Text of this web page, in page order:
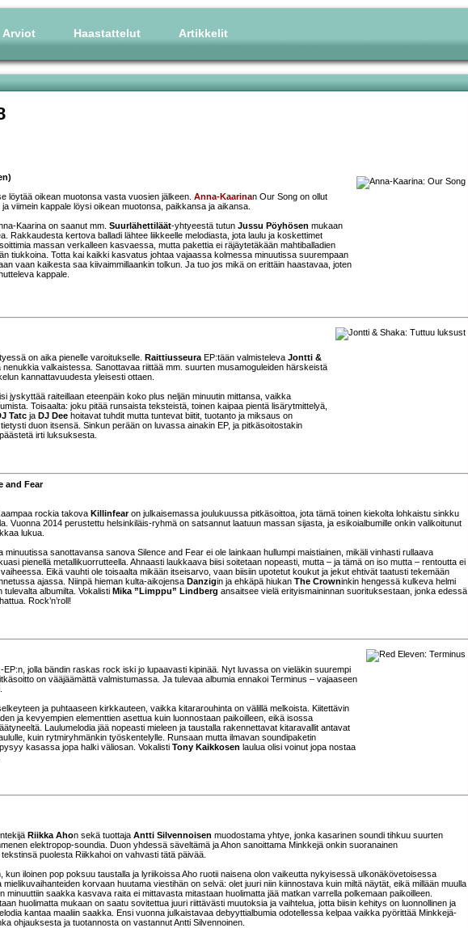
Arviot Haastattelut Artikkelit
löytää oikean muotonsa vasta vuosien jälkeen. Anna-Kaarinan Our Song on ollut
viimein kappale löysi oikean muotonsa, paikkansa ja aikansa.
Kaarina on saanut mm. Suurlähettiläät-yhtyeestä tutun Jussu Pöyhösen mukaan
Rakkaudesta kertova balladi lähtee liikkeelle melodiasta, jota laulu ja koskettimet
massan verkalleen kasvaessa, mutta pakettia ei räjäytetäkään mahtiballadien
tiukkoina. Totta kai kaikki kasvatus johtaa vajaassa kolmessa minuutissa suurempaan
vaan kaikesta saa kiivaimmillaankin tolkun. Ja tuo jos mikä on erittäin haastavaa, joten
kappale.
on aika pienelle varoitukselle. Raittiusseura EP:tään valmisteleva Jontti &
valkaistessa. Sanottavaa riittää mm. suurten musamoguleiden härskeistä
kannattavuudesta yleisesti ottaen.
jyskyttää raiteillaan eteenpäin koko plus neljän minuutin mittansa, vaikka
Toisaalta: joku pitää runsaista teksteistä, toinen kaipaa pientä lisärytmittelyä,
Tatc ja DJ Dee hoitavat tuhdit mutta tuntevat biitit, tuotanto ja miksaus on
duon itsensä. Sinkun perään on luvassa ainakin EP, ja pitkäsoitostakin
irti luksuksesta.
and Fear
rockia takova Killinfearon julkaisemassa joulukuussa pitkäsoittoa, jota tämä toinen kiekolta lohkaistu sinkku
Vuonna 2014 perustettu helsinkiläis-ryhmä on satsannut laatuun massan sijasta, ja esikoialbumille onkin valikoitunut
lukua.
minuutissa sanottavansa sanova Silence and Fear ei ole lainkaan hullumpi maistiainen, mikäli vinhasti rullaava
pienellä metallikuorrutteella. Ahnaasti laukkaava biisi soitetaan nopeasti, mutta – ja tämä on iso mutta – rentoutta ei
Eikä vauhti ole toisaalta mikään itseisarvo, vaan biisiin upotetut koukut ja jekut ehtivät taatusti tekemään
ajassa. Niinpä hieman kulta-aikojensa Danzigin ja ehkäpä hiukan The Crowninkin hengessä kulkeva helmi
tulevalta albumilta. Vokalisti Mika ”Limppu” Lindberg ansaitsee vielä erityismaininnan suorituksestaan, jonka edessä
Rock’n’roll!
-EP:n, jolla bändin raskas rock iski jo lupaavasti kipinää. Nyt luvassa on vieläkin suurempi
on vääjäämättä valmistumassa. Ja tulevaa albumia ennakoi Terminus – vajaaseen
ja puhtaaseen kirkkauteen, vaikka kitararouhinta on välillä melkoista. Kiitettävin
ja kevyempien elementtien asettua kuin luonnostaan paikoilleen, eikä isossa
Laulumelodia jää nopeasti mieleen ja taustalla rakennettavat kitaravallit antavat
kuin rytmiryhmänkin työskentelylle. Runsaan mutta ilmavan soundipaketin
kasassa jopa halki väliosan. Vokalisti Tony Kaikkosen laulua olisi voinut jopa nostaa
Riikka Ahon sekä tuottaja Antti Silvennoisen muodostama yhtye, jonka kasarinen soundi tihkuu suurten
elektropop-soundia. Duon yhdessä säveltämä ja Ahon sanoittama Minkkejä onkin suoranainen
puolesta Riikkahoi on vahvasti tätä päivää.
kun iloinen pop poksuu taustalla ja lyriikoissa Aho ruotii naisena olon vaikeutta nykyisessä ulkonäkövetoisessa
mielikuvaihanteiden korvaan huutama viestihän on selvä: olet juuri niin kiinnostava kuin miltä näytät, eikä millään muulla
minuuttiin saakka kasvava raita ei mittavasta mitastaan huolimatta jää matkan varrella polkemaan paikoilleen.
huolimatta mukaan on saatu sovitettua juuri riittävästi muutoksia ja vaihtelua, jotta biisin kehitys on luonnollinen ja
kantaa maaliin saakka. Ensi vuonna julkaistavaa debyyttialbumia odotellessa kelpaa vaikka pyörittää Minkkejä-
ohjauksesta ja tuotannosta on vastannut Antti Silvennoinen.